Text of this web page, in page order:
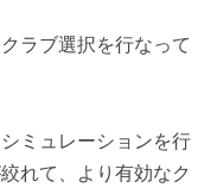
ラブ選択を行なって
ミュレーションを行
れて、より有効なク